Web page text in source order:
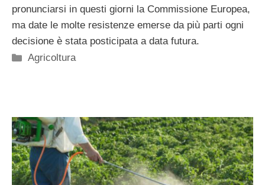
pronunciarsi in questi giorni la Commissione Europea,
ma date le molte resistenze emerse da più parti ogni
decisione è stata posticipata a data futura.
Categorie
Agricoltura